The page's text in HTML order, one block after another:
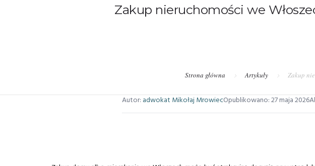
Zakup nieruchomości we
Strona główna Artykuły Zakup
Autor: adwokat Mikołaj MrowiecOpublikowano:27 maja 2026